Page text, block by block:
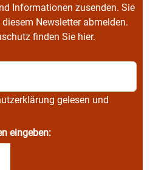
Informationen zusenden. Sie
Newsletter abmelden.
finden Sie hier.
gelesen und
eingeben: